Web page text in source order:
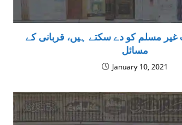
غیر مسلم کو دے سکتے ہیں، قربانى كے
مسائل
January 10, 2021